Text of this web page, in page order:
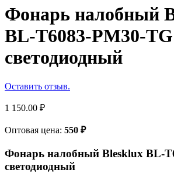
Фонарь налобный
BL-T6083-PM30-TG
светодиодный
Оставить отзыв.
1 150.00 ₽
Оптовая цена: 550 ₽
Фонарь налобный Blesklux BL-
светодиодный